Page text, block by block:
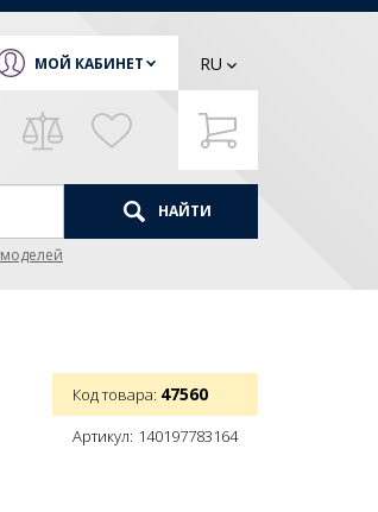
МОЙ КАБИНЕТ RU
НАЙТИ
моделей
Код товара: 47560
Артикул: 140197783164